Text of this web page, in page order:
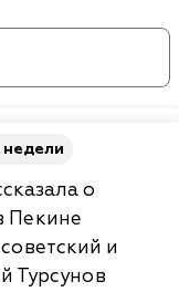
недели
о
Пекине
и
Турсунов